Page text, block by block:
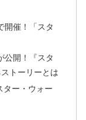
開催！「スタ
公開！『スタ
トーリーとは
ター・ウォー